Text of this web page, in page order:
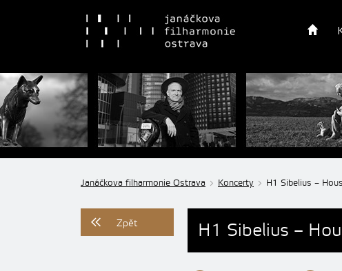
Janáčkova filharmonie Ostrava Koncerty H1 Sibelius –
Zpět H1 Sibelius –